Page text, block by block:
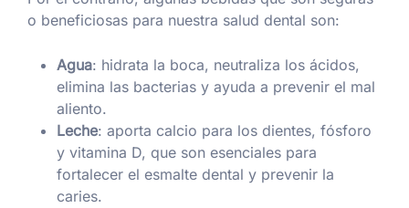
o beneficiosas para nuestra salud dental son:
Agua: hidrata la boca, neutraliza los ácidos,
elimina las bacterias y ayuda a prevenir el mal
aliento.
Leche: aporta calcio para los dientes, fósforo
y vitamina D, que son esenciales para
fortalecer el esmalte dental y prevenir la
caries.